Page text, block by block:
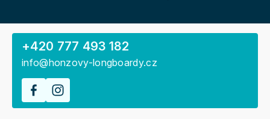
+420 777 493 182
info@honzovy-longboardy.cz